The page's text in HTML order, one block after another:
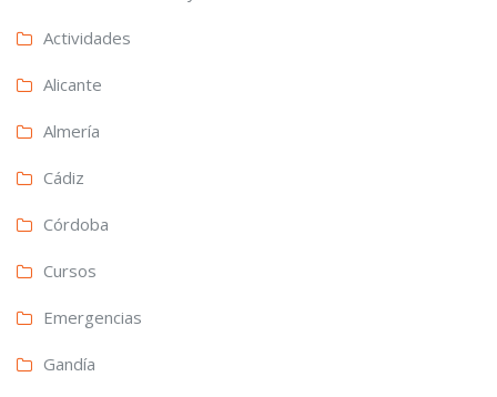
Actividades
Alicante
Almería
Cádiz
Córdoba
Cursos
Emergencias
Gandía